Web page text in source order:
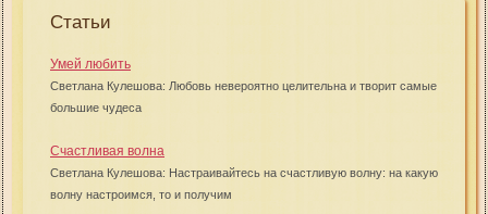
Статьи
Умей любить
Светлана Кулешова: Любовь невероятно целительна и творит самые
большие чудеса
Счастливая волна
Светлана Кулешова: Настраивайтесь на счастливую волну: на какую
волну настроимся, то и получим